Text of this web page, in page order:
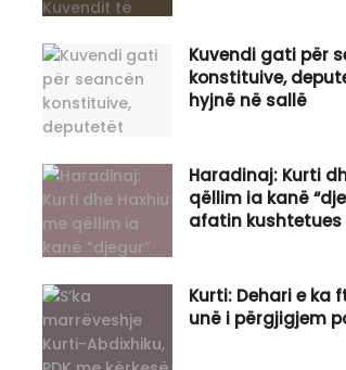
Kuvendi gati për
konstituive,
hyjnë në sallë
​Haradinaj: Kurti
qëllim ia kanë
afatin kushtetues
Kurti: Dehari e ka
unë i përgjigjem